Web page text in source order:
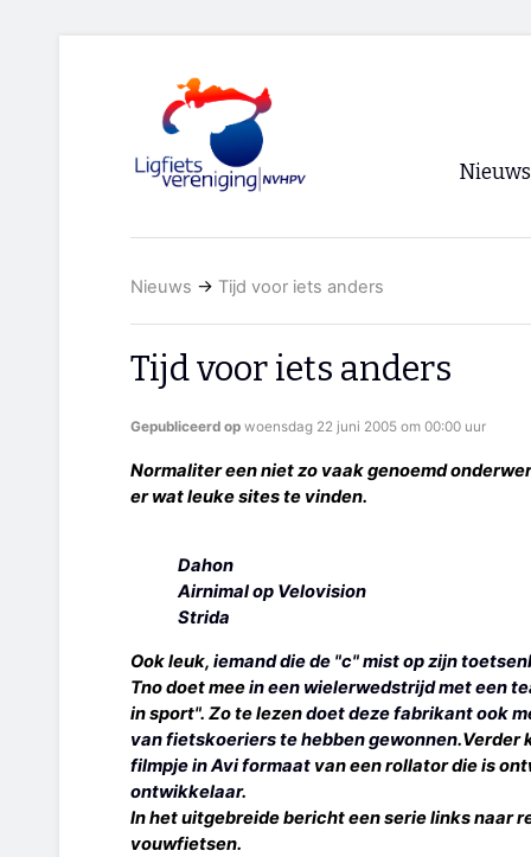
Nieuws
Nieuws → Tijd voor iets anders
Tijd voor iets anders
Gepubliceerd op woensdag 22 juni 2005 om 00:00 uur
Normaliter een niet zo vaak genoemd
er wat leuke sites te vinden.
Dahon
Airnimal op Velovision
Strida
Ook leuk, iemand die de "c" mist op zijn
Tno doet meein een wielerwedstrijd met een
in sport". Zo te lezendoet deze fabrikant ook
van fietskoeriers te hebben gewonnen.Verder
filmpje in Avi formaat van een rollator die is
ontwikkelaar.
In het uitgebreide bericht een serie links naar
vouwfietsen.